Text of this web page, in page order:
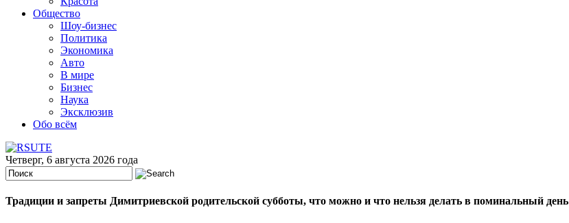
Общество
Шоу-бизнес
Политика
Экономика
Авто
В мире
Бизнес
Наука
Эксклюзив
Обо всём
Четверг, 6 августа 2026 года
Традиции и запреты Димитриевской родительской субботы, что можно и что нельзя делать в поминальный день